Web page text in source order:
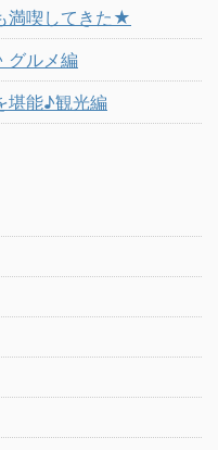
満喫してきた★
グルメ編
堪能♪観光編